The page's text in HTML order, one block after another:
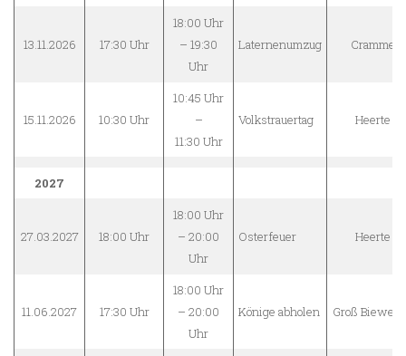
13.11.2026 17:30 Uhr
18:00 Uhr
– 19:30
Uhr
Laternenumzug Cramme
15.11.2026 10:30 Uhr
10:45 Uhr
–
11:30 Uhr
Volkstrauertag Heerte
2027
27.03.2027 18:00 Uhr
18:00 Uhr
– 20:00
Uhr
Osterfeuer Heerte
11.06.2027 17:30 Uhr
18:00 Uhr
– 20:00
Uhr
Könige abholen Groß